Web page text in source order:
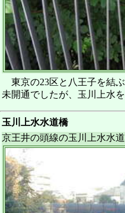
東京の23区と八王子を結
未開通でしたが、玉川上水
玉川上水水道橋
京王井の頭線の玉川上水水